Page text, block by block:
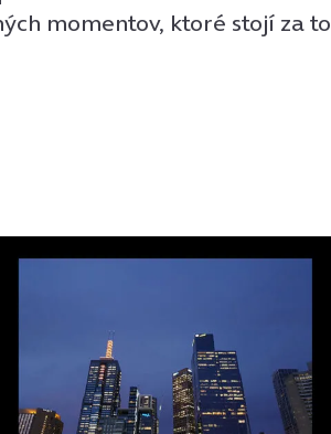
momentov, ktoré stojí za to